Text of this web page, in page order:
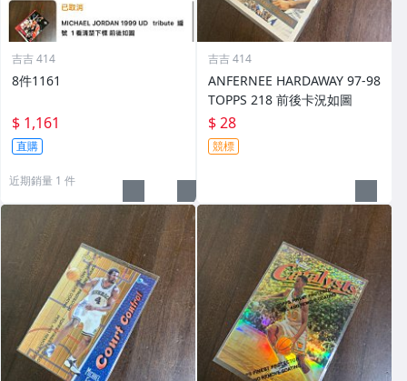
吉吉 414
8件1161
$ 1,161
直購
近期銷量 1 件
吉吉 414
ANFERNEE HARDAWAY 97-98
TOPPS 218 前後卡況如圖
$ 28
競標